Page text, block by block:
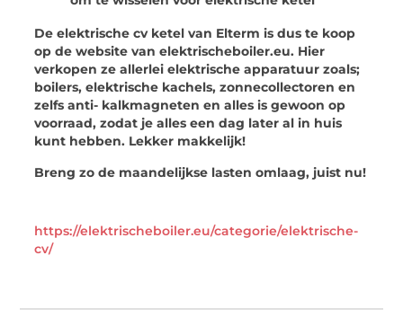
De elektrische cv ketel van Elterm is dus te koop
op de website van elektrischeboiler.eu. Hier
verkopen ze allerlei elektrische apparatuur zoals;
boilers, elektrische kachels, zonnecollectoren en
zelfs anti- kalkmagneten en alles is gewoon op
voorraad, zodat je alles een dag later al in huis
kunt hebben. Lekker makkelijk!
Breng zo de maandelijkse lasten omlaag, juist nu!
https://elektrischeboiler.eu/categorie/elektrische-
cv/